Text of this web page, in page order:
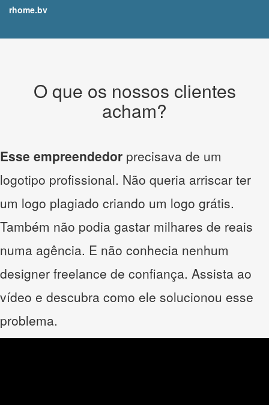
rhome.bv
O que os nossos clientes
acham?
Esse empreendedor precisava de um
logotipo profissional. Não queria arriscar ter
um logo plagiado criando um logo grátis.
Também não podia gastar milhares de reais
numa agência. E não conhecia nenhum
designer freelance de confiança. Assista ao
vídeo e descubra como ele solucionou esse
problema.